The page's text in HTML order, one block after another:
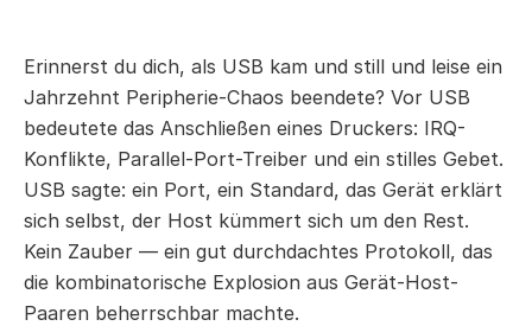
Erinnerst du dich, als USB kam und still und leise ein
Jahrzehnt Peripherie-Chaos beendete? Vor USB
bedeutete das Anschließen eines Druckers: IRQ-
Konflikte, Parallel-Port-Treiber und ein stilles Gebet.
USB sagte: ein Port, ein Standard, das Gerät erklärt
sich selbst, der Host kümmert sich um den Rest.
Kein Zauber — ein gut durchdachtes Protokoll, das
die kombinatorische Explosion aus Gerät-Host-
Paaren beherrschbar machte.